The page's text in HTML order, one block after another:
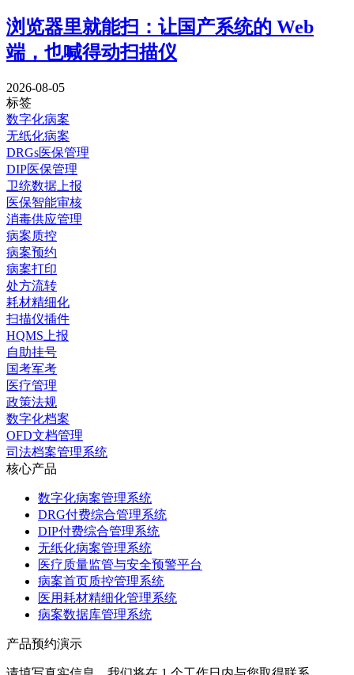
浏览器里就能扫：让国产系统的 Web
端，也喊得动扫描仪
2026-08-05
标签
数字化病案
无纸化病案
DRGs医保管理
DIP医保管理
卫统数据上报
医保智能审核
消毒供应管理
病案质控
病案预约
病案打印
处方流转
耗材精细化
扫描仪插件
HQMS上报
自助挂号
国考军考
医疗管理
政策法规
数字化档案
OFD文档管理
司法档案管理系统
核心产品
数字化病案管理系统
DRG付费综合管理系统
DIP付费综合管理系统
无纸化病案管理系统
医疗质量监管与安全预警平台
病案首页质控管理系统
医用耗材精细化管理系统
病案数据库管理系统
产品预约演示